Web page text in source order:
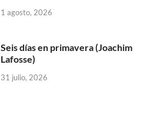
1 agosto, 2026
Seis días en primavera (Joachim
Lafosse)
31 julio, 2026